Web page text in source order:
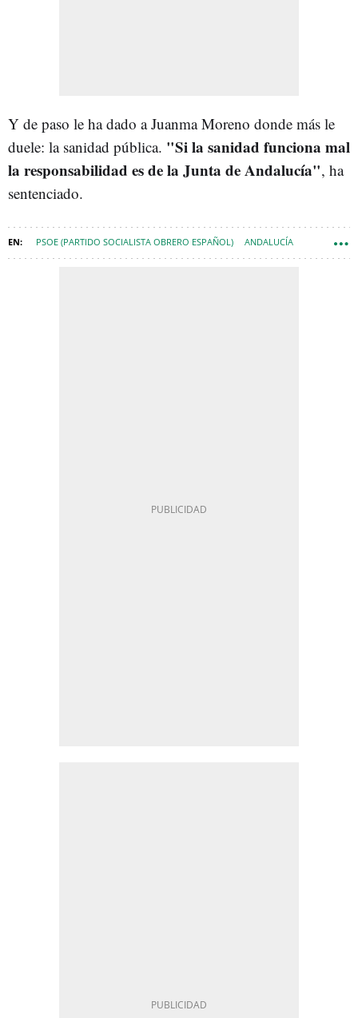
Y de paso le ha dado a Juanma Moreno donde más le
duele: la sanidad pública. "Si la sanidad funciona mal
la responsabilidad es de la Junta de Andalucía", ha
sentenciado.
PSOE (PARTIDO SOCIALISTA OBRERO ESPAÑOL) ANDALUCÍA